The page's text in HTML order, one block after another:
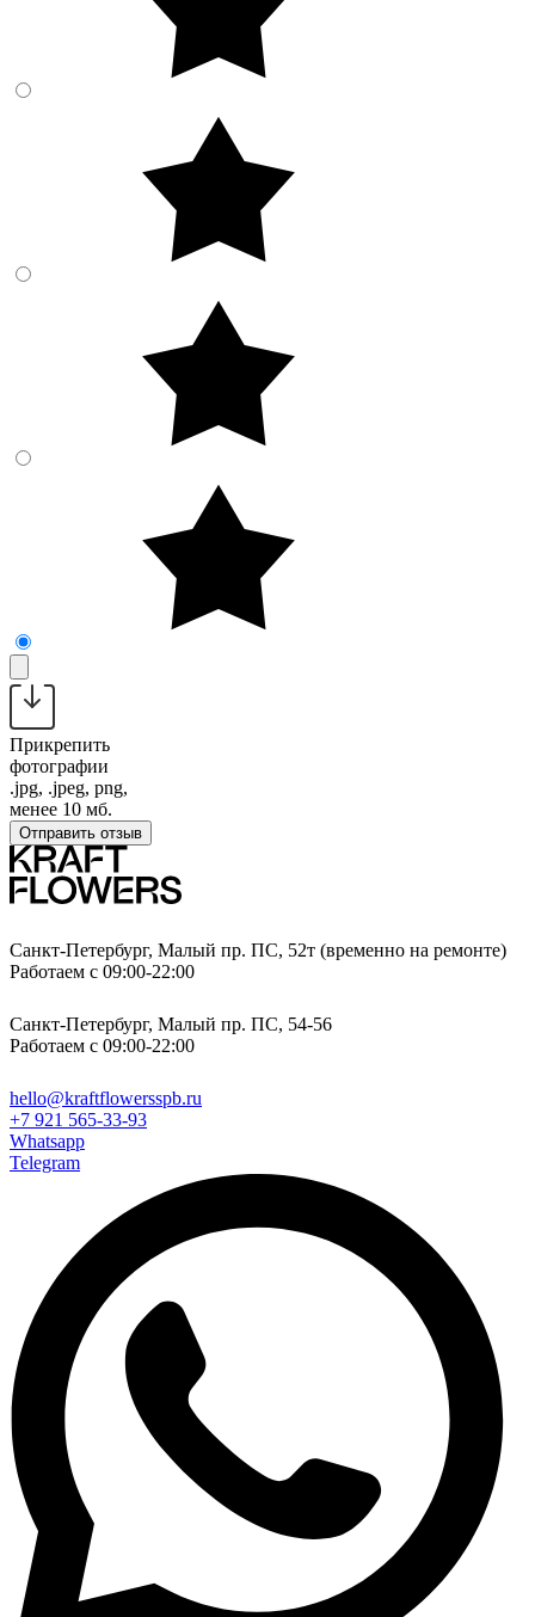
Прикрепить
фотографии
.jpg, .jpeg, png,
менее 10 мб.
Отправить отзыв
Санкт-Петербург, Малый пр. ПС, 52т (временно на ремонте)
Работаем с 09:00-22:00
Санкт-Петербург, Малый пр. ПС, 54-56
Работаем с 09:00-22:00
hello@kraftflowersspb.ru
+7 921 565-33-93
Whatsapp
Telegram